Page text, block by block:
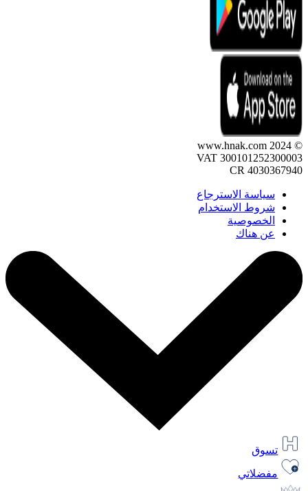
© 2024 www.hnak.com
VAT 300101252300003
CR 4030367940
سياسة الاسترجاع
شروط الاستخدام
الخصوصية
عن هناك
تسوق
مفضلاتي